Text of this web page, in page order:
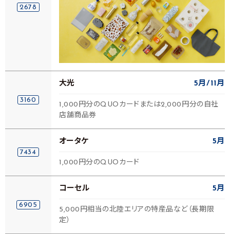
2678
3160
大光 5月 11月
1,000円分のQUOカードまたは2,000円分の自社
店舗商品券
7434
オータケ 5月
1,000円分のQUOカード
6905
コーセル 5月
5,000円相当の北陸エリアの特産品など（長期限
定）